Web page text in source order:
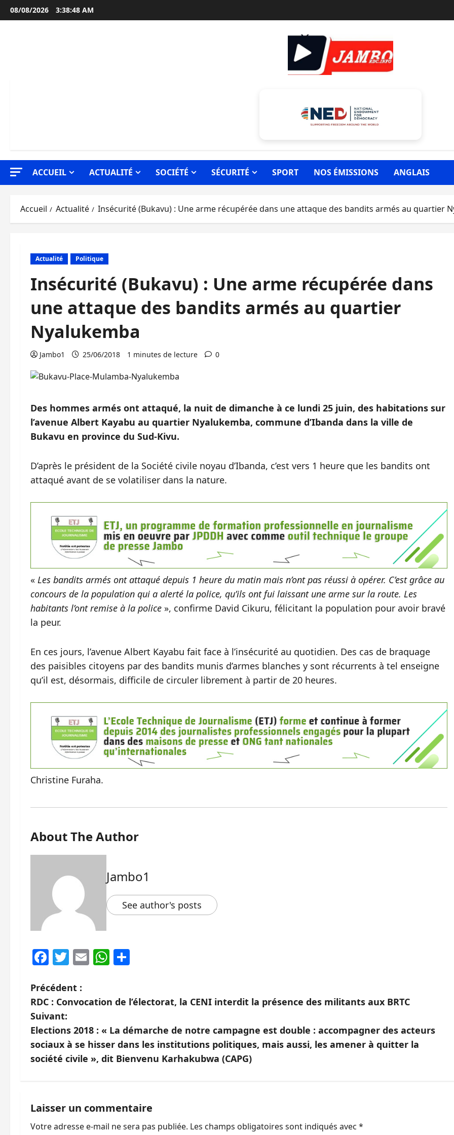
Aller
au
08/08/2026 3:38:49 AM
ACCUEIL ACTUALITÉ SOCIÉTÉ SÉCURITÉ SPORT NOS ÉMISSIONS ANGLAIS
Accueil Actualité Insécurité (Bukavu) : Une arme récupérée dans une attaque des bandits armés au quartier
Actualité Politique
Insécurité (Bukavu) : Une arme récupérée dans
une attaque des bandits armés au quartier
Nyalukemba
Jambo1 25/06/2018 1 minutes de lecture 0
Des hommes armés ont attaqué, la nuit de dimanche à ce lundi 25 juin, des habitations sur
l’avenue Albert Kayabu au quartier Nyalukemba, commune d’Ibanda dans la ville de
Bukavu en province du Sud-Kivu.
D’après le président de la Société civile noyau d’Ibanda, c’est vers 1 heure que les bandits ont
attaqué avant de se volatiliser dans la nature.
« Les bandits armés ont attaqué depuis 1 heure du matin mais n’ont pas réussi à opérer. C’est grâce au
concours de la population qui a alerté la police, qu’ils ont fui laissant une arme sur la route. Les
habitants l’ont remise à la police », confirme David Cikuru, félicitant la population pour avoir bravé
la peur.
En ces jours, l’avenue Albert Kayabu fait face à l’insécurité au quotidien. Des cas de braquage
des paisibles citoyens par des bandits munis d’armes blanches y sont récurrents à tel enseigne
qu’il est, désormais, difficile de circuler librement à partir de 20 heures.
Christine Furaha.
About The Author
Jambo1
See author's posts
Facebook
Twitter
EmailWhatsApp
N
a
v
i
t
Précédent :
RDC : Convocation de l’électorat, la CENI interdit la présence des militants aux BRTC
Suivant:
Elections 2018 : « La démarche de notre campagne est double : accompagner des acteurs
sociaux à se hisser dans les institutions politiques, mais aussi, les amener à quitter la
société civile », dit Bienvenu Karhakubwa (CAPG)
Laisser un commentaire
Votre adresse e-mail ne sera pas publiée. Les champs obligatoires sont indiqués avec *